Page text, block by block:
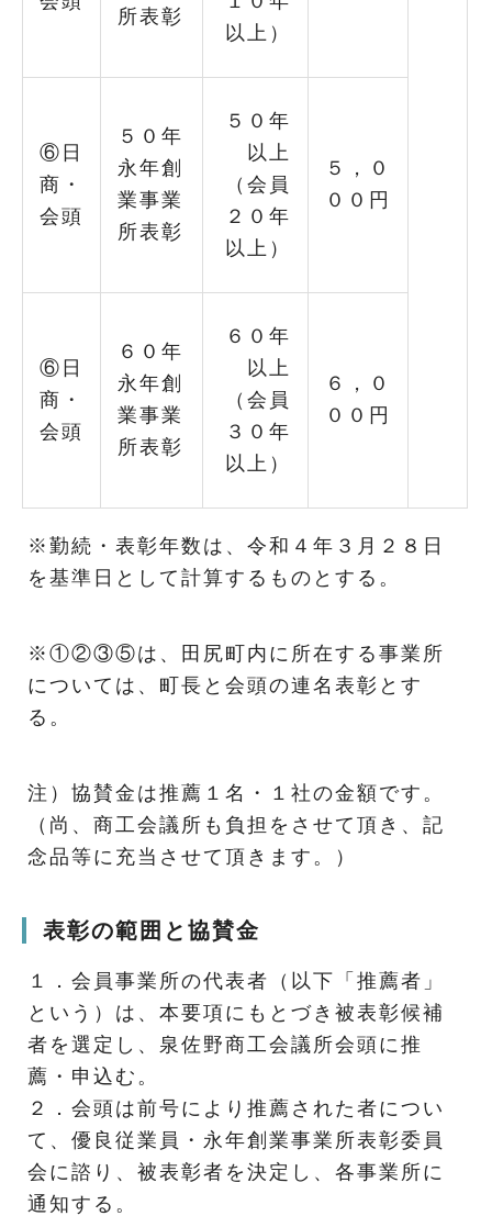
所表彰
以上）
⑥日
商・
会頭
５０年
永年創
業事業
所表彰
５０年
以上
（会員
２０年
以上）
５，０
００円
⑥日
商・
会頭
６０年
永年創
業事業
所表彰
６０年
以上
（会員
３０年
以上）
６，０
００円
※勤続・表彰年数は、令和４年３月２８日
を基準日として計算するものとする。
※①②③⑤は、田尻町内に所在する事業所
については、町長と会頭の連名表彰とす
る。
注）協賛金は推薦１名・１社の金額です。
（尚、商工会議所も負担をさせて頂き、記
念品等に充当させて頂きます。）
表彰の範囲と協賛金
１．会員事業所の代表者（以下「推薦者」
という）は、本要項にもとづき被表彰候補
者を選定し、泉佐野商工会議所会頭に推
薦・申込む。
２．会頭は前号により推薦された者につい
て、優良従業員・永年創業事業所表彰委員
会に諮り、被表彰者を決定し、各事業所に
通知する。